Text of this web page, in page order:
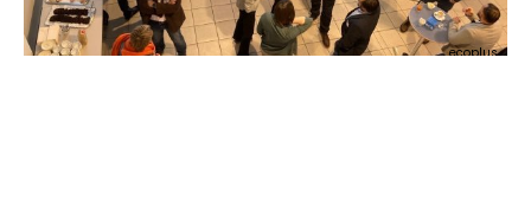
ecoplus